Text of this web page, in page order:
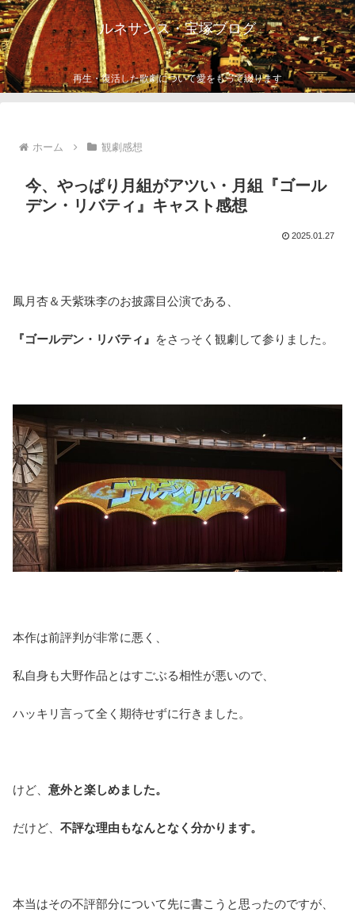
ルネサンス・宝塚ブログ
再生・復活した歌劇について愛をもって綴ります
ホーム 観劇感想
今、やっぱり月組がアツい・月組『ゴール
デン・リバティ』キャスト感想
2025.01.27
鳳月杏＆天紫珠李のお披露目公演である、
『ゴールデン・リバティ』 をさっそく観劇して参りました。
本作は前評判が非常に悪く、
私自身も大野作品とはすごぶる相性が悪いので、
ハッキリ言って全く期待せずに行きました。
けど、 意外と楽しめました。
だけど、 不評な理由もなんとなく分かります。
本当はその不評部分について先に書こうと思ったのですが、